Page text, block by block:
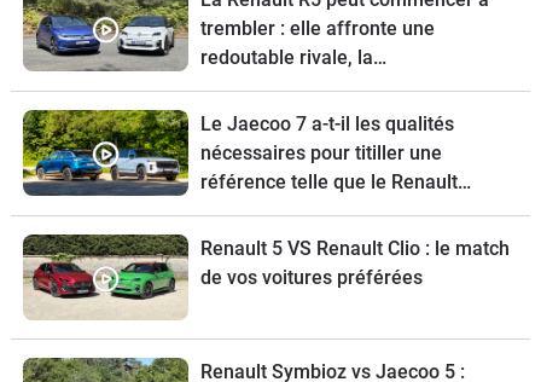
trembler : elle affronte une
redoutable rivale, la
Volkswagen ID.Polo
Le Jaecoo 7 a-t-il les qualités
nécessaires pour titiller une
référence telle que le Renault
Austral ?
Renault 5 VS Renault Clio : le match
de vos voitures préférées
Renault Symbioz vs Jaecoo 5 :